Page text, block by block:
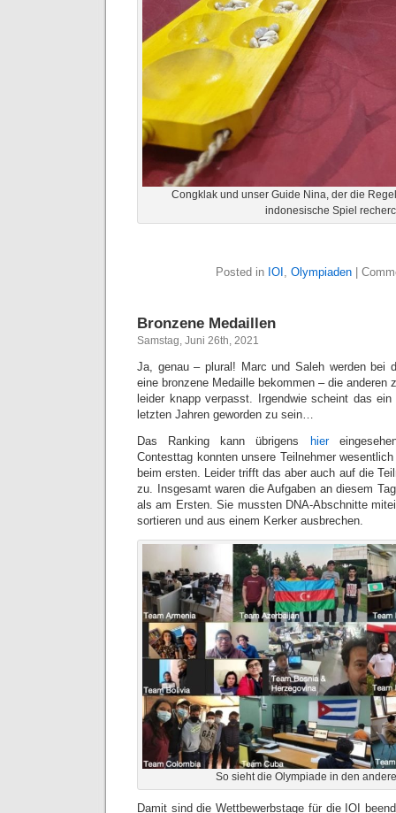
Congklak und unser Guide Nina, der die
indonesische Spiel
Posted in IOI , Olympiaden
Bronzene Medaillen
Samstag, Juni 26th, 2021
Ja, genau – plural! Marc und Saleh werden bei
eine bronzene Medaille bekommen – die anderen
leider knapp verpasst. Irgendwie scheint das
letzten Jahren geworden zu sein…
Das Ranking kann übrigens
hier
Contesttag konnten unsere Teilnehmer
beim ersten. Leider trifft das aber auch auf die
zu. Insgesamt waren die Aufgaben an diesem
als am Ersten. Sie mussten DNA-Abschnitte
sortieren und aus einem Kerker ausbrechen.
So sieht die Olympiade in den
Damit sind die Wettbewerbstage für die IOI